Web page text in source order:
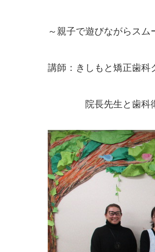
～親子で遊びながらスム
講師：きしもと矯正歯科
院長先生と歯科衛